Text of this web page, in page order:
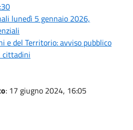
lunedì 5 gennaio 2026,
e del Territorio: avviso pubblico
cittadini
: 17 giugno 2024, 16:05